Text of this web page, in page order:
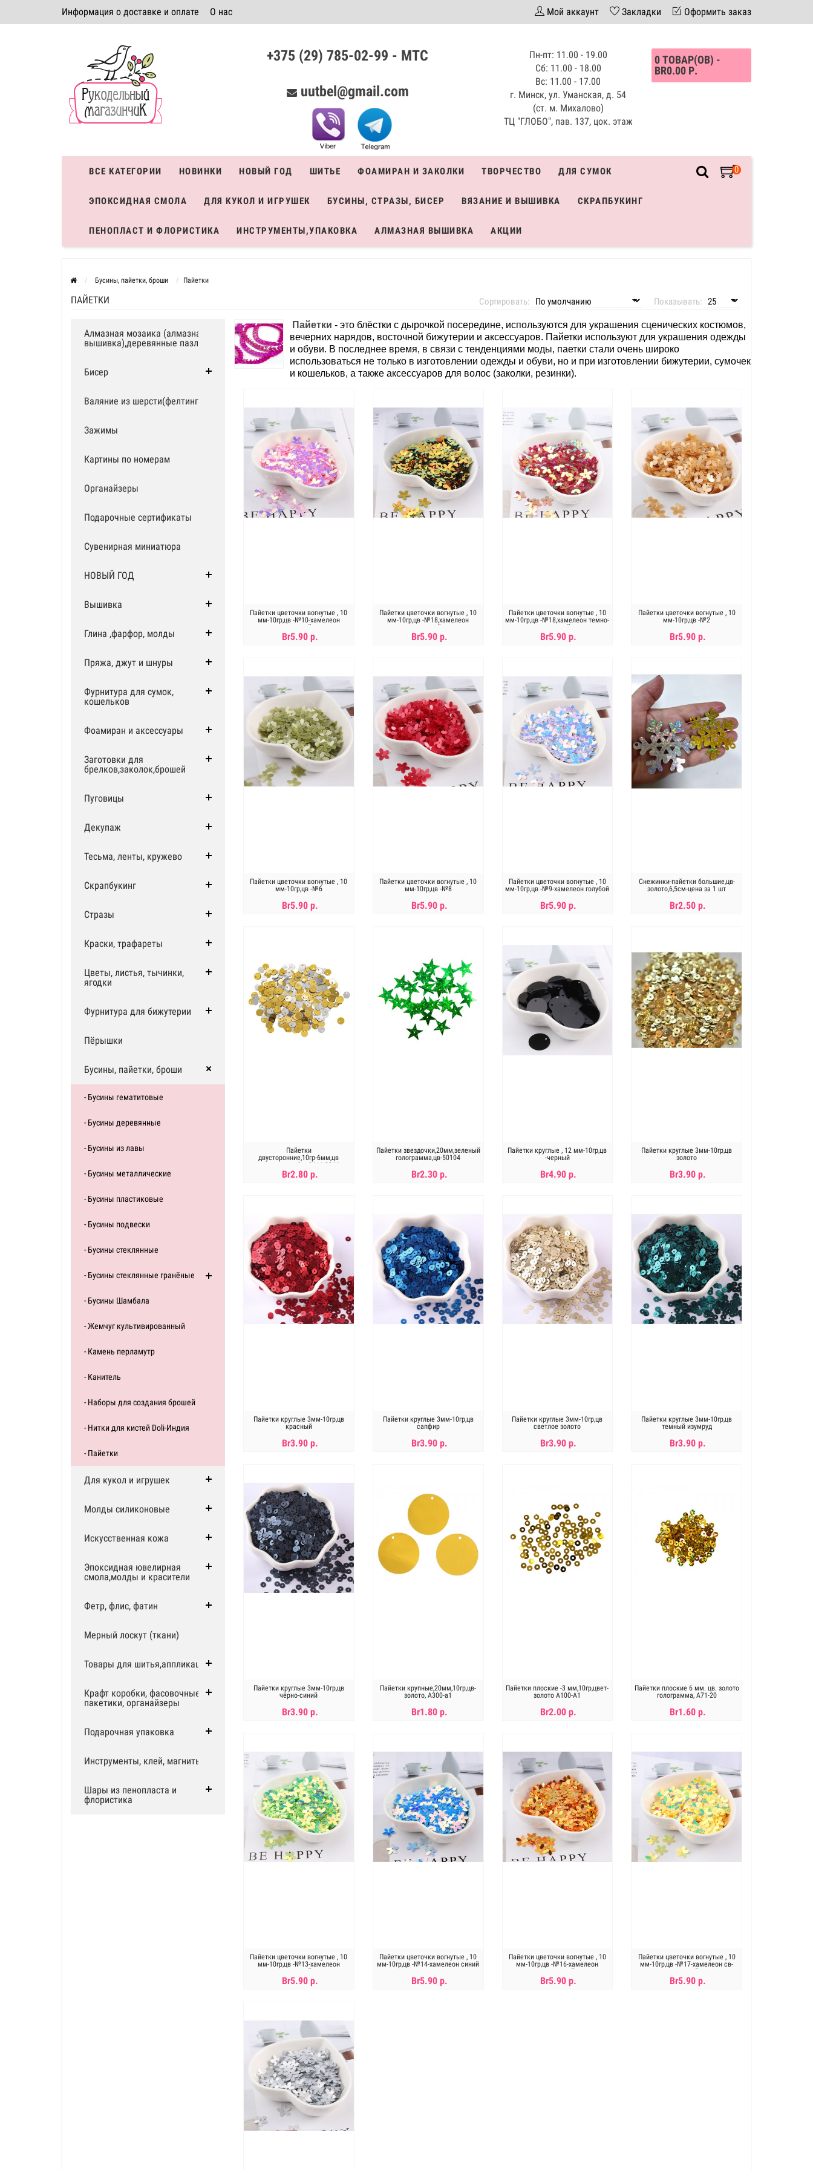
Информация о доставке и оплате О нас
Система скидок
Мой аккаунт Закладки Оформить заказ
+375 (29) 785-02-99 - МТС
uutbel@gmail.com
Пн-пт: 11.00 - 19.00
Сб: 11.00 - 18.00
Вс: 11.00 - 17.00
г. Минск, ул. Уманская, д. 54
(ст. м. Михалово)
ТЦ "ГЛОБО", пав. 137, цок. этаж
0 ТОВАР(ОВ) -
BR0.00 Р.
0
ВСЕ КАТЕГОРИИ НОВИНКИ НОВЫЙ ГОД ШИТЬЕ ФОАМИРАН И ЗАКОЛКИ ТВОРЧЕСТВО ДЛЯ СУМОК
ЭПОКСИДНАЯ СМОЛА ДЛЯ КУКОЛ И ИГРУШЕК БУСИНЫ, СТРАЗЫ, БИСЕР ВЯЗАНИЕ И ВЫШИВКА СКРАПБУКИНГ
ПЕНОПЛАСТ И ФЛОРИСТИКА ИНСТРУМЕНТЫ,УПАКОВКА АЛМАЗНАЯ ВЫШИВКА АКЦИИ
Бусины, пайетки, броши Пайетки
ПАЙЕТКИ Показывать:
Сортировать:
Алмазная мозаика (алмазная
вышивка),деревянные пазлы
Бисер
Валяние из шерсти(фелтинг)
Зажимы
Картины по номерам
Органайзеры
Подарочные сертификаты
Сувенирная миниатюра
НОВЫЙ ГОД
Вышивка
Глина ,фарфор, молды
Пряжа, джут и шнуры
Фурнитура для сумок,
кошельков
Фоамиран и аксессуары
Заготовки для
брелков,заколок,брошей
Пуговицы
Декупаж
Тесьма, ленты, кружево
Скрапбукинг
Стразы
Краски, трафареты
Цветы, листья, тычинки,
ягодки
Фурнитура для бижутерии
Пёрышки
Бусины, пайетки, броши
- Бусины гематитовые
- Бусины деревянные
- Бусины из лавы
- Бусины металлические
- Бусины пластиковые
- Бусины подвески
- Бусины стеклянные
- Бусины стеклянные гранёные
- Бусины Шамбала
- Жемчуг культивированный
- Камень перламутр
- Канитель
- Наборы для создания брошей
- Нитки для кистей Doli-Индия
- Пайетки
Для кукол и игрушек
Молды силиконовые
Искусственная кожа
Эпоксидная ювелирная
смола,молды и красители
Фетр, флис, фатин
Мерный лоскут (ткани)
Товары для шитья,аппликации
Крафт коробки, фасовочные
пакетики, органайзеры
Подарочная упаковка
Инструменты, клей, магниты
Шары из пенопласта и
флористика
Пайетки - это блёстки с дырочкой посередине, используются для украшения сценических костюмов,
вечерних нарядов, восточной бижутерии и аксессуаров. Пайетки используют для украшения одежды
и обуви. В последнее время, в связи с тенденциями моды, паетки стали очень широко
использоваться не только в изготовлении одежды и обуви, но и при изготовлении бижутерии, сумочек
и кошельков, а также аксессуаров для волос (заколки, резинки).
Пайетки цветочки вогнутые , 10
мм-10гр,цв -№10-хамелеон
розовый
Br5.90 р.
Пайетки цветочки вогнутые , 10
мм-10гр,цв -№18,хамелеон
зеленый
Br5.90 р.
Пайетки цветочки вогнутые , 10
мм-10гр,цв -№18,хамелеон темно-
розовый
Br5.90 р.
Пайетки цветочки вогнутые , 10
мм-10гр,цв -№2
Br5.90 р.
Пайетки цветочки вогнутые , 10
мм-10гр,цв -№6
Br5.90 р.
Пайетки цветочки вогнутые , 10
мм-10гр,цв -№8
Br5.90 р.
Пайетки цветочки вогнутые , 10
мм-10гр,цв -№9-хамелеон голубой
Br5.90 р.
Снежинки-пайетки большие,цв-
золото,6,5см-цена за 1 шт
Br2.50 р.
Пайетки
двусторонние,10гр-6мм,цв
-золото-серебро,2414-2214
Br2.80 р.
Пайетки звездочки,20мм,зеленый
голограмма,цв-50104
Br2.30 р.
Пайетки круглые , 12 мм-10гр,цв
-черный
Br4.90 р.
Пайетки круглые 3мм-10гр,цв
золото
Br3.90 р.
Пайетки круглые 3мм-10гр,цв
красный
Br3.90 р.
Пайетки круглые 3мм-10гр,цв
сапфир
Br3.90 р.
Пайетки круглые 3мм-10гр,цв
светлое золото
Br3.90 р.
Пайетки круглые 3мм-10гр,цв
темный изумруд
Br3.90 р.
Пайетки круглые 3мм-10гр,цв
чёрно-синий
Br3.90 р.
Пайетки крупные,20мм,10гр,цв-
золото, А300-а1
Br1.80 р.
Пайетки плоские -3 мм,10гр,цвет-
золото А100-А1
Br2.00 р.
Пайетки плоские 6 мм. цв. золото
голограмма, А71-20
Br1.60 р.
Пайетки цветочки вогнутые , 10
мм-10гр,цв -№13-хамелеон
зеленый
Br5.90 р.
Пайетки цветочки вогнутые , 10
мм-10гр,цв -№14-хамелеон синий
Br5.90 р.
Пайетки цветочки вогнутые , 10
мм-10гр,цв -№16-хамелеон
оранжевый
Br5.90 р.
Пайетки цветочки вогнутые , 10
мм-10гр,цв -№17-хамелеон св-
желтый
Br5.90 р.